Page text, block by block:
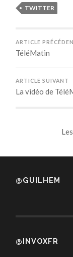
TWITTER
ARTICLE
TéléMatin
ARTICLE SUIVANT
La vidéo de
@GUILHEM
@INVOXFR